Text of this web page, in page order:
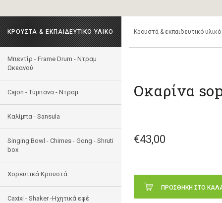
ΚΡΟΥΣΤΑ & ΕΚΠΑΙΔΕΥΤΙΚΟ ΥΛΙΚΟ
Μπεντίρ - Frame Drum - Ντραμ
Ωκεανού
Cajon - Τύμπανα - Ντραμ
Καλίμπα - Sansula
Singing Bowl - Chimes - Gong - Shruti
box
Χορευτικά Κρουστά
Caxixi - Shaker -Ηχητικά εφέ
Κρουστά & εκπαιδευτικό υλικό
Οκαρίνα
€43,00
ΠΡΟΣΘΗΚΗ ΣΤΟ